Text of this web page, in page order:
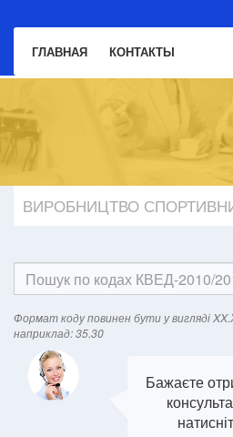
ГЛАВНАЯ КОНТАКТЫ
ВИРОБНИЦТВО
Формат кодy повинен бути у вигляді
наприклад: 35.30
Бажаєте